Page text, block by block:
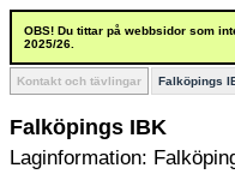
OBS! Du tittar på webbsidor som
2025/26.
Kontakt och tävlingar Falköpings
Falköpings IBK
Laginformation: